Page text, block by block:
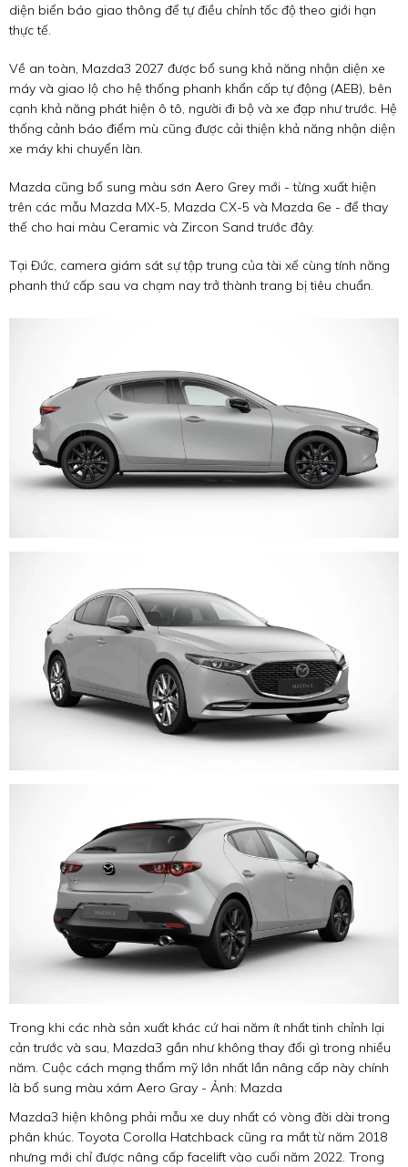
diện biển báo giao thông để tự điều chỉnh tốc độ theo giới hạn
thực tế.
Về an toàn, Mazda3 2027 được bổ sung khả năng nhận diện xe
máy và giao lộ cho hệ thống phanh khẩn cấp tự động (AEB), bên
cạnh khả năng phát hiện ô tô, người đi bộ và xe đạp như trước. Hệ
thống cảnh báo điểm mù cũng được cải thiện khả năng nhận diện
xe máy khi chuyển làn.
Mazda cũng bổ sung màu sơn Aero Grey mới - từng xuất hiện
trên các mẫu Mazda MX-5, Mazda CX-5 và Mazda 6e - để thay
thế cho hai màu Ceramic và Zircon Sand trước đây.
Tại Đức, camera giám sát sự tập trung của tài xế cùng tính năng
phanh thứ cấp sau va chạm nay trở thành trang bị tiêu chuẩn.
Trong khi các nhà sản xuất khác cứ hai năm ít nhất tinh chỉnh lại
cản trước và sau, Mazda3 gần như không thay đổi gì trong nhiều
năm. Cuộc cách mạng thẩm mỹ lớn nhất lần nâng cấp này chính
là bổ sung màu xám Aero Gray - Ảnh: Mazda
Mazda3 hiện không phải mẫu xe duy nhất có vòng đời dài trong
phân khúc. Toyota Corolla Hatchback cũng ra mắt từ năm 2018
nhưng mới chỉ được nâng cấp facelift vào cuối năm 2022. Trong